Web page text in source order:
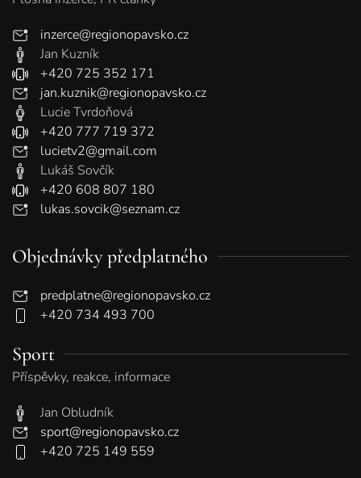
inzerce@regionopavsko.cz
Jan Kuzník
+420 725 352 171
jan.kuznik@regionopavsko.cz
Lucie Tvrdoňová
+420 777 719 372
lucietv2@gmail.com
Lukáš Sovčík
+420 608 807 180
lukas.sovcik@seznam.cz
Objednávky předplatného
predplatne@regionopavsko.cz
+420 734 493 700
Sport
Příspěvky, reakce, informace
Jan Obludník
sport@regionopavsko.cz
+420 725 149 559